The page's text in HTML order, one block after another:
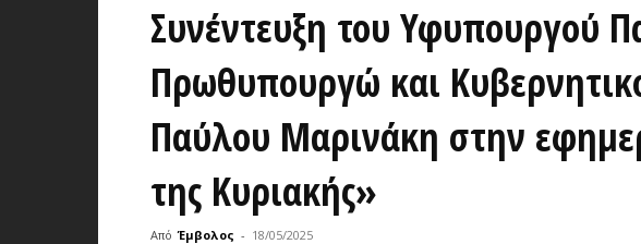
Συνέντευξη του Υφυπουργού
Πρωθυπουργώ και
Παύλου Μαρινάκη στην
της Κυριακής»
Από Έμβολος - 18/05/2025